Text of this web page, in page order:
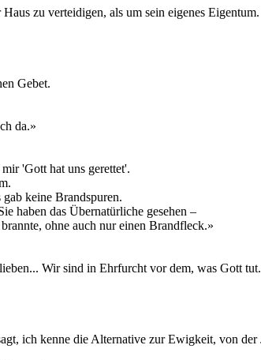
zu verteidigen, als um sein eigenes Eigentum.
Gebet.
da.»
'Gott hat uns gerettet'.
keine Brandspuren.
haben das Übernatürliche gesehen –
ohne auch nur einen Brandfleck.»
Wir sind in Ehrfurcht vor dem, was Gott
ich kenne die Alternative zur Ewigkeit, von der